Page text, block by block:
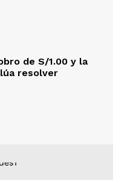
de S/1.00 y la
resolver